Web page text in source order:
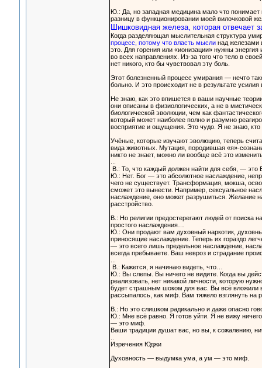
Ю.: Да, но западная медицина мало что
разницу в функционировании моей вилочковой
Шишковидная железа, которая отвечает
Когда разделяющая мыслительная структура
процесс, потому что власть мыслинад железами
это. Для горения или «ионизации» нужны
во всех направлениях. Из-за того что тело в
нет никого, кто бы чувствовал эту боль.
Этот болезненный процесс умирания — нечто
больно. И это происходит не в результате
Не знаю, как это впишется в ваши научные
они описаны в физиологических, а не в
биологической эволюции, чем как
который может наиболее полно и разумно
восприятие и ощущения. Это чудо. Я не знаю, кто
Учёные, которые изучают эволюцию, теперь
вида животных. Мутация, породившая «я»-
никто не знает, можно ли вообще всё это
В.: То, что каждый должен найти для себя, — это
Ю.: Нет. Бог — это абсолютное наслаждение,
чего не существует. Трансформация, мокша,
сможет это вынести. Например, сексуальное
наслаждение, оно может разрушиться. Желание
расстройство.
В.: Но религии предостерегают людей от поиска
простого наслаждения…
Ю.: Они продают вам духовный наркотик,
приносящие наслаждение. Теперь их гораздо
— это всего лишь предельное наслаждение,
всегда пребываете. Ваш невроз и страдание
В.: Кажется, я начинаю видеть, что…
Ю.: Вы слепы. Вы ничего не видите. Когда вы
реализовать, нет никакой личности, которую
будет страшным шоком для вас. Вы всё вложили
рассыпалось, как миф. Вам тяжело взглянуть на
В.: Но это слишком радикально и даже опасно
Ю.: Мне всё равно. Я готов уйти. Я не вижу
— это миф.
Ваши традиции душат вас, но вы, к сожалению,
Изречения Юджи
Духовность — выдумка ума, а ум — это миф.